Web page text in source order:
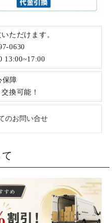
ただけます。
0630
13:00~17:00
保障
換可能！
のお問い合せ